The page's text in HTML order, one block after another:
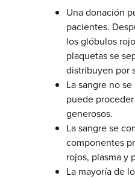
Una donación
pacientes.
los glóbulos
plaquetas se
distribuyen por
La sangre no
puede
generosos.
La sangre se
componentes
rojos, plasma y
La mayoría de